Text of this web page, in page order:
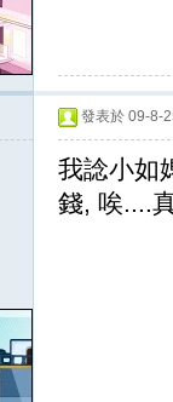
發表於 09-8-
我諗小如
錢, 唉....